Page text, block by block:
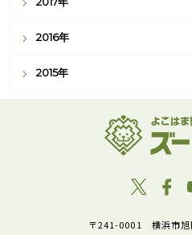
2016年
2015年
〒241-0001 横浜市旭